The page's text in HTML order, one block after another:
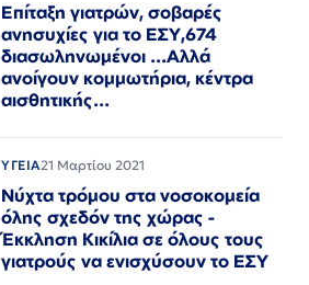
Επίταξη γιατρών, σοβαρές
ανησυχίες για το ΕΣΥ,674
διασωληνωμένοι ...Αλλά
ανοίγουν κομμωτήρια, κέντρα
αισθητικής...
ΥΓΕΙΑ21 Μαρτίου 2021
Νύχτα τρόμου στα νοσοκομεία
όλης σχεδόν της χώρας -
Έκκληση Κικίλια σε όλους τους
γιατρούς να ενισχύσουν το ΕΣΥ